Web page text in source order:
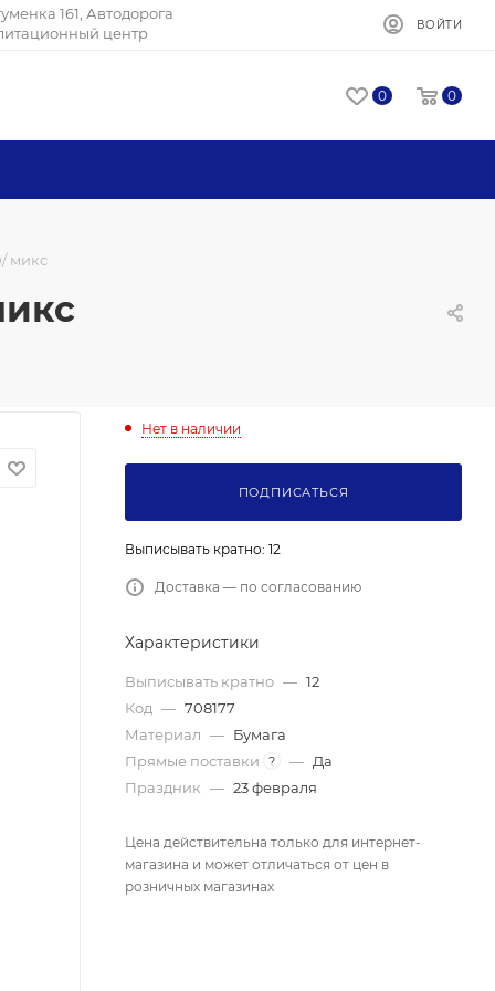
161, Автодорога
центр
ВОЙТИ
0 0
микс
Нет в наличии
ПОДПИСАТЬСЯ
Выписывать кратно: 12
Доставка — по согласованию
Характеристики
Выписывать кратно — 12
Код — 708177
Материал — Бумага
Прямые поставки
? — Да
Праздник — 23 февраля
Цена действительна только для интернет-
магазина и может отличаться от цен в
розничных магазинах